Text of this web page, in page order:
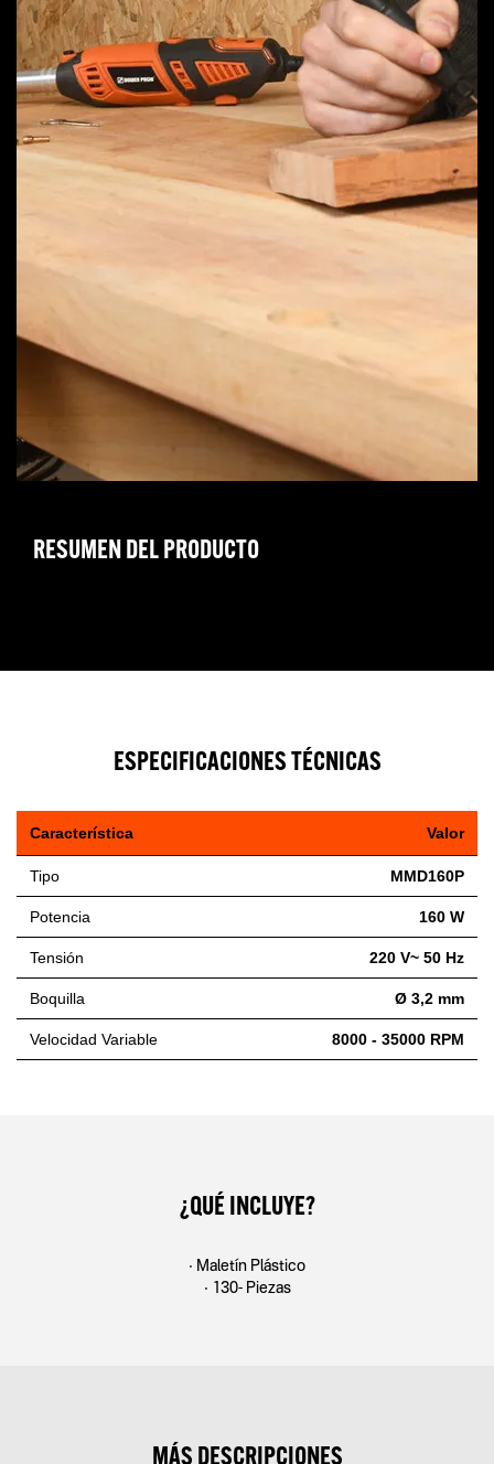
RESUMEN DEL PRODUCTO
ESPECIFICACIONES TÉCNICAS
Característica Valor
Tipo MMD160P
Potencia 160 W
Tensión 220 V~ 50 Hz
Boquilla Ø 3,2 mm
Velocidad Variable 8000 - 35000 RPM
¿QUÉ INCLUYE?
• Maletín Plástico
• 130- Piezas
MÁS DESCRIPCIONES